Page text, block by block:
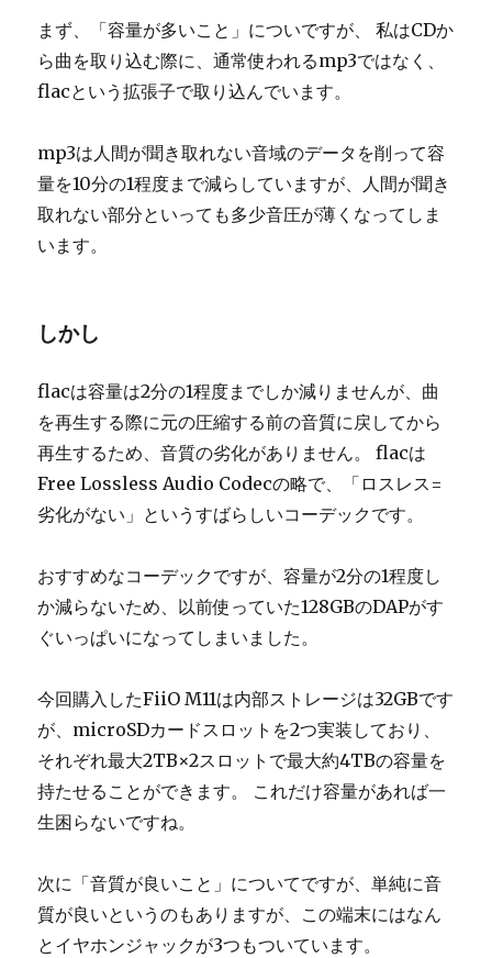
まず、「容量が多いこと」についですが、 私はCDか
ら曲を取り込む際に、通常使われるmp3ではなく、
flacという拡張子で取り込んでいます。
mp3は人間が聞き取れない音域のデータを削って容
量を10分の1程度まで減らしていますが、人間が聞き
取れない部分といっても多少音圧が薄くなってしま
います。
しかし
flacは容量は2分の1程度までしか減りませんが、曲
を再生する際に元の圧縮する前の音質に戻してから
再生するため、音質の劣化がありません。 flacは
Free Lossless Audio Codecの略で、「ロスレス=
劣化がない」というすばらしいコーデックです。
おすすめなコーデックですが、容量が2分の1程度し
か減らないため、以前使っていた128GBのDAPがす
ぐいっぱいになってしまいました。
今回購入したFiiO M11は内部ストレージは32GBです
が、microSDカードスロットを2つ実装しており、
それぞれ最大2TB×2スロットで最大約4TBの容量を
持たせることができます。 これだけ容量があれば一
生困らないですね。
次に「音質が良いこと」についてですが、単純に音
質が良いというのもありますが、この端末にはなん
とイヤホンジャックが3つもついています。